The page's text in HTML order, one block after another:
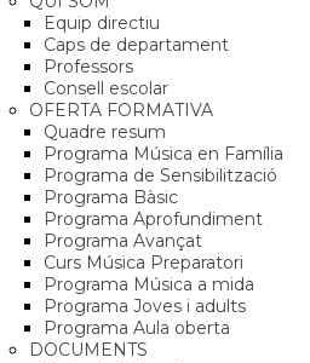
Equip directiu
Caps de departament
Professors
Consell escolar
OFERTA FORMATIVA
Quadre resum
Programa Música en Família
Programa de Sensibilització
Programa Bàsic
Programa Aprofundiment
Programa Avançat
Curs Música Preparatori
Programa Música a mida
Programa Joves i adults
Programa Aula oberta
DOCUMENTS